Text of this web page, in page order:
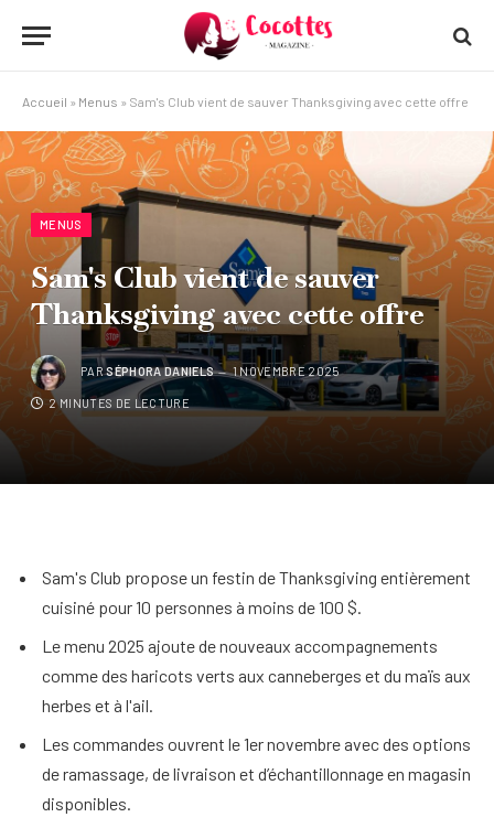
Accueil » Menus » Sam's Club vient de sauver Thanksgiving avec cette offre
MENUS
Sam's Club vient de sauver
Thanksgiving avec cette offre
PARSÉPHORA DANIELS 1 NOVEMBRE 2025
2 MINUTES DE LECTURE
Sam's Club propose un festin de Thanksgiving entièrement
cuisiné pour 10 personnes à moins de 100 $.
Le menu 2025 ajoute de nouveaux accompagnements
comme des haricots verts aux canneberges et du maïs aux
herbes et à l'ail.
Les commandes ouvrent le 1er novembre avec des options
de ramassage, de livraison et d’échantillonnage en magasin
disponibles.